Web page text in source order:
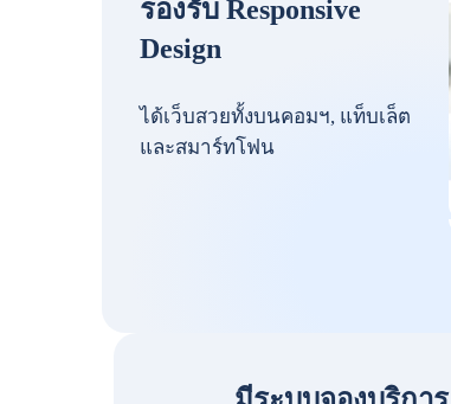
รองรับ Responsive
Design
ได้เว็บสวยทั้งบนคอมฯ, แท็บเล็ต
และสมาร์ทโฟน